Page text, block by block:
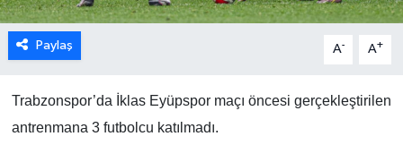
Paylaş A- A+
Trabzonspor’da İklas Eyüpspor maçı öncesi gerçekleştirilen
antrenmana 3 futbolcu katılmadı.